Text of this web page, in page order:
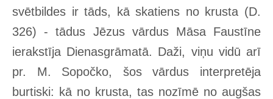
svētbildes ir tāds, kā skatiens no krusta (D.
326) - tādus Jēzus vārdus Māsa Faustīne
ierakstīja Dienasgrāmatā. Daži, viņu vidū arī
pr. M. Sopočko, šos vārdus interpretēja
burtiski: kā no krusta, tas nozīmē no augšas